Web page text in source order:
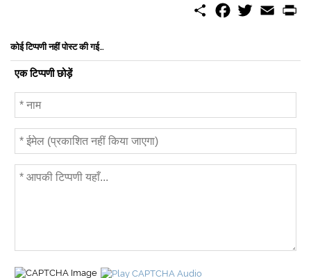
S
o
w
e
m
कोई टिप्पणी नहीं पोस्ट की गई...
एक टिप्पणी छोड़ें